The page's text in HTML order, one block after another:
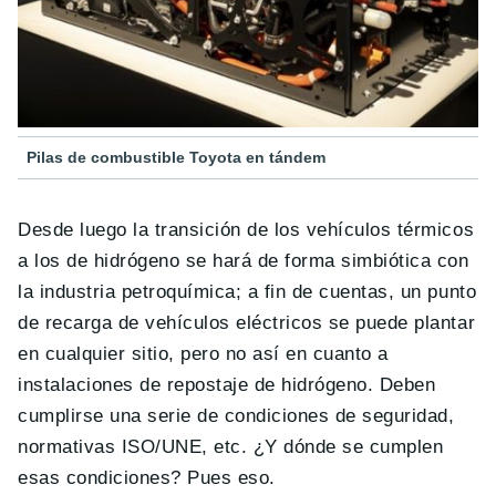
Pilas de combustible Toyota en tándem
Desde luego la transición de los vehículos térmicos
a los de hidrógeno se hará de forma simbiótica con
la industria petroquímica; a fin de cuentas, un punto
de recarga de vehículos eléctricos se puede plantar
en cualquier sitio, pero no así en cuanto a
instalaciones de repostaje de hidrógeno. Deben
cumplirse una serie de condiciones de seguridad,
normativas ISO/UNE, etc. ¿Y dónde se cumplen
esas condiciones? Pues eso.